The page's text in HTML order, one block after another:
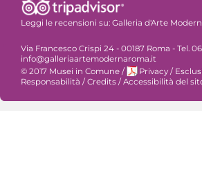
Leggi le recensioni su: Galleria d'Arte
Via Francesco Crispi 24 - 00187 Roma - Tel.
info@galleriaartemodernaroma.it
© 2017 Musei in Comune / Privacy /
Responsabilità / Credits / Accessibilità del